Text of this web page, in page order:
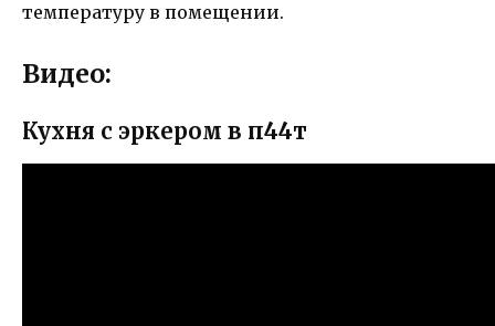
температуру в помещении.
Видео:
Кухня с эркером в п44т